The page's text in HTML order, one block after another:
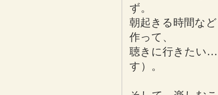
ず。
朝起きる時間な
作って、
聴きに行きたい
す）。